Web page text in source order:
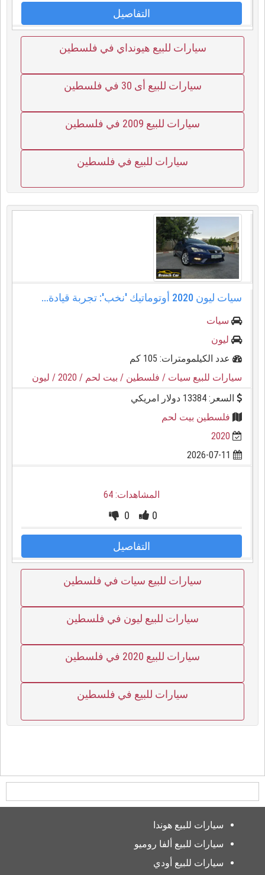
التفاصيل
سيارات للبيع هيونداي في فلسطين
سيارات للبيع أى 30 في فلسطين
سيارات للبيع 2009 في فلسطين
سيارات للبيع في فلسطين
سيات ليون 2020 أوتوماتيك 'نخب': تجربة قيادة...
سيات
ليون
عدد الكيلمومترات: 105 كم
سيارات للبيع سيات / فلسطين / بيت لحم / 2020
/ ليون
السعر: 13384 دولار امريكي
فلسطين بيت لحم
2020
المشاهدات: 64
0
0
التفاصيل
سيارات للبيع سيات في فلسطين
سيارات للبيع ليون في فلسطين
سيارات للبيع 2020 في فلسطين
سيارات للبيع في فلسطين
سيارات للبيع هوندا
سيارات للبيع ألفا روميو
سيارات للبيع أودي